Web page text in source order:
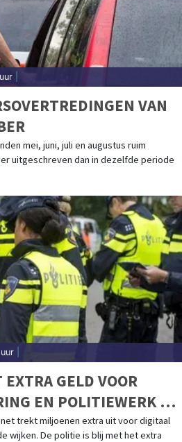
VAN
mei, juni, juli en augustus ruim
uitgeschreven dan in dezelfde periode
GELD VOOR
EN POLITIEWERK IN
trekt miljoenen extra uit voor digitaal
wijken. De politie is blij met het extra